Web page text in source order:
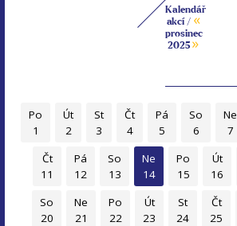
Kalendář
akcí / «
prosinec
2025»
Po
1
Út
2
St
3
Čt
4
Pá
5
So
6
Ne
7
Čt
11
Pá
12
So
13
Ne
14
Po
15
Út
16
So
20
Ne
21
Po
22
Út
23
St
24
Čt
25